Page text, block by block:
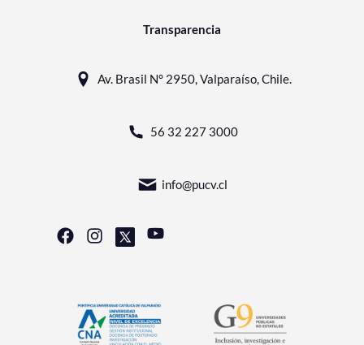
Transparencia
Av. Brasil N° 2950, Valparaíso, Chile.
56 32 227 3000
info@pucv.cl